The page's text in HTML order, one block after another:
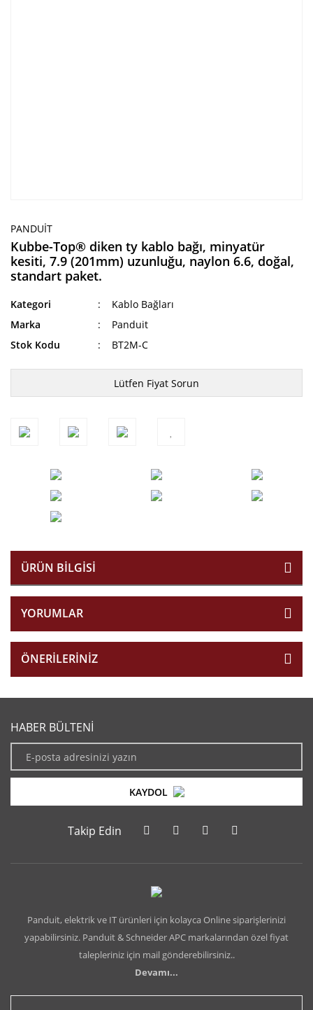
PANDUIT
Kubbe-Top® diken ty kablo bağı, minyatür
kesiti, 7.9 (201mm) uzunluğu, naylon 6.6, doğal,
standart paket.
Kategori
Kablo Bağları
Marka
Panduit
Stok Kodu
BT2M-C
Lütfen Fiyat Sorun
ÜRÜN BILGISI
YORUMLAR
ÖNERILERINIZ
HABER BÜLTENİ
KAYDOL
Takip Edin
Panduit, elektrik ve IT ürünleri için kolayca Online siparişlerinizi
yapabilirsiniz. Panduit & Schneider APC markalarından özel fiyat
talepleriniz için mail gönderebilirsiniz..
Devamı...